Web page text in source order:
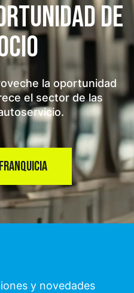
DE
la oportunidad
el sector de las
y novedades